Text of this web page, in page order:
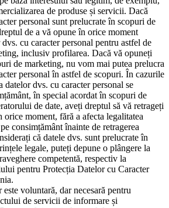
de produse și servicii. Dacă
personal sunt prelucrate în scopuri de
de a vă opune în orice moment
cu caracter personal pentru astfel de
inclusiv profilarea. Dacă vă opuneți
de marketing, nu vom mai putea prelucra
personal în astfel de scopuri. În cazurile
datelor dvs. cu caracter personal se
în special acordat în scopuri de
de date, aveți dreptul să vă retrageți
orice moment, fără a afecta legalitatea
consimțământ înainte de retragerea
că datele dvs. sunt prelucrate în
legale, puteți depune o plângere la
competentă, respectiv la
pentru Protecția Datelor cu Caracter
voluntară, dar necesară pentru
de servicii de informare și